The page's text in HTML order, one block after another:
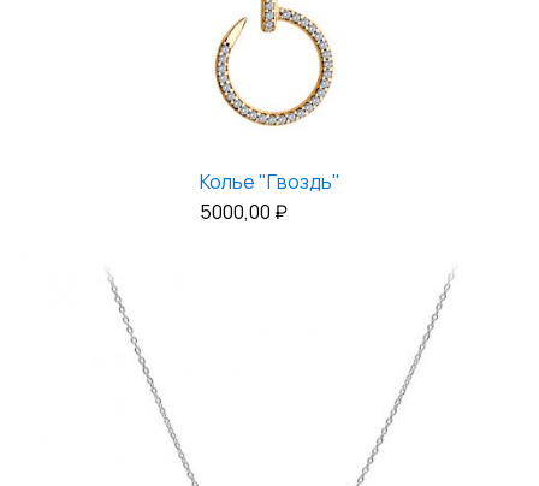
Колье "Гвоздь"
5000,00 ₽